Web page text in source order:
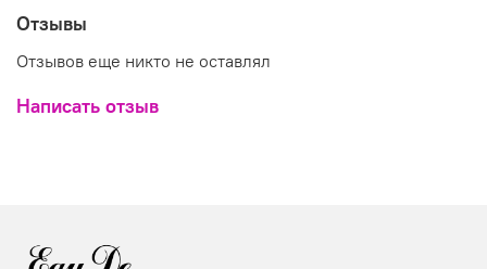
Отзывы
Отзывов еще никто не оставлял
Написать отзыв